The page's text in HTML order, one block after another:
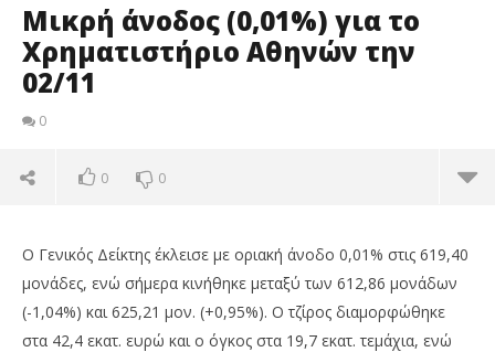
Μικρή άνοδος (0,01%) για το
Χρηματιστήριο Αθηνών την
02/11
0
0 0
Ο Γενικός Δείκτης έκλεισε με οριακή άνοδο 0,01% στις 619,40
μονάδες, ενώ σήμερα κινήθηκε μεταξύ των 612,86 μονάδων
(-1,04%) και 625,21 μον. (+0,95%). Ο τζίρος διαμορφώθηκε
στα 42,4 εκατ. ευρώ και ο όγκος στα 19,7 εκατ. τεμάχια, ενώ